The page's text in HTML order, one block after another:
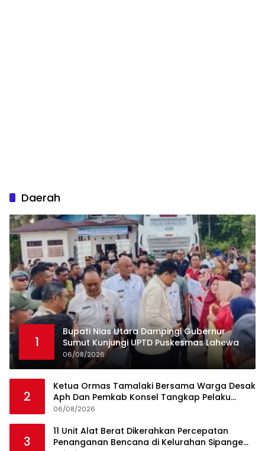
Daerah
1
Bupati Nias Utara Dampingi Gubernur
Sumut Kunjungi UPTD Puskesmas Lahewa
06/08/2026
2
Ketua Ormas Tamalaki Bersama Warga Desak
Aph Dan Pemkab Konsel Tangkap Pelaku
Angkut Cangkang Sawit Overload, Truk PT KAP
06/08/2026
3
11 Unit Alat Berat Dikerahkan Percepatan
Penanganan Bencana di Kelurahan Sipange